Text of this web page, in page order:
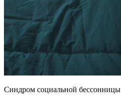
Синдром социальной бессонницы